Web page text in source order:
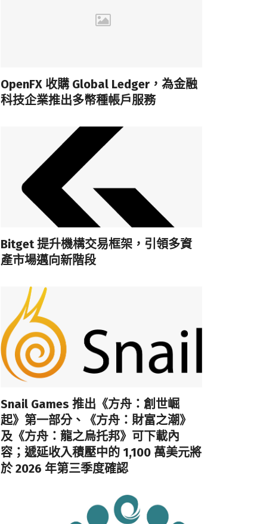
OpenFX 收購 Global Ledger，為金融
科技企業推出多幣種帳戶服務
Bitget 提升機構交易框架，引領多資
產市場邁向新階段
Snail Games 推出《方舟：創世崛
起》第一部分、《方舟：財富之潮》
及《方舟：龍之烏托邦》可下載內
容；遞延收入積壓中的 1,100 萬美元將
於 2026 年第三季度確認